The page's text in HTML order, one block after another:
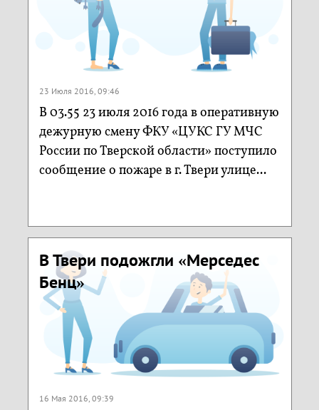
23 Июля 2016, 09:46
В 03.55 23 июля 2016 года в оперативную
дежурную смену ФКУ «ЦУКС ГУ МЧС
России по Тверской области» поступило
сообщение о пожаре в г. Твери улице...
В Твери подожгли «Мерседес
Бенц»
16 Мая 2016, 09:39